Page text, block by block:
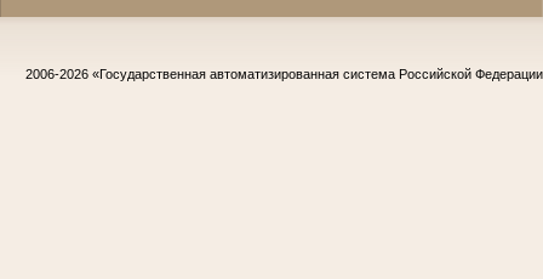
2006-2026 «Государственная автоматизированная система Российской